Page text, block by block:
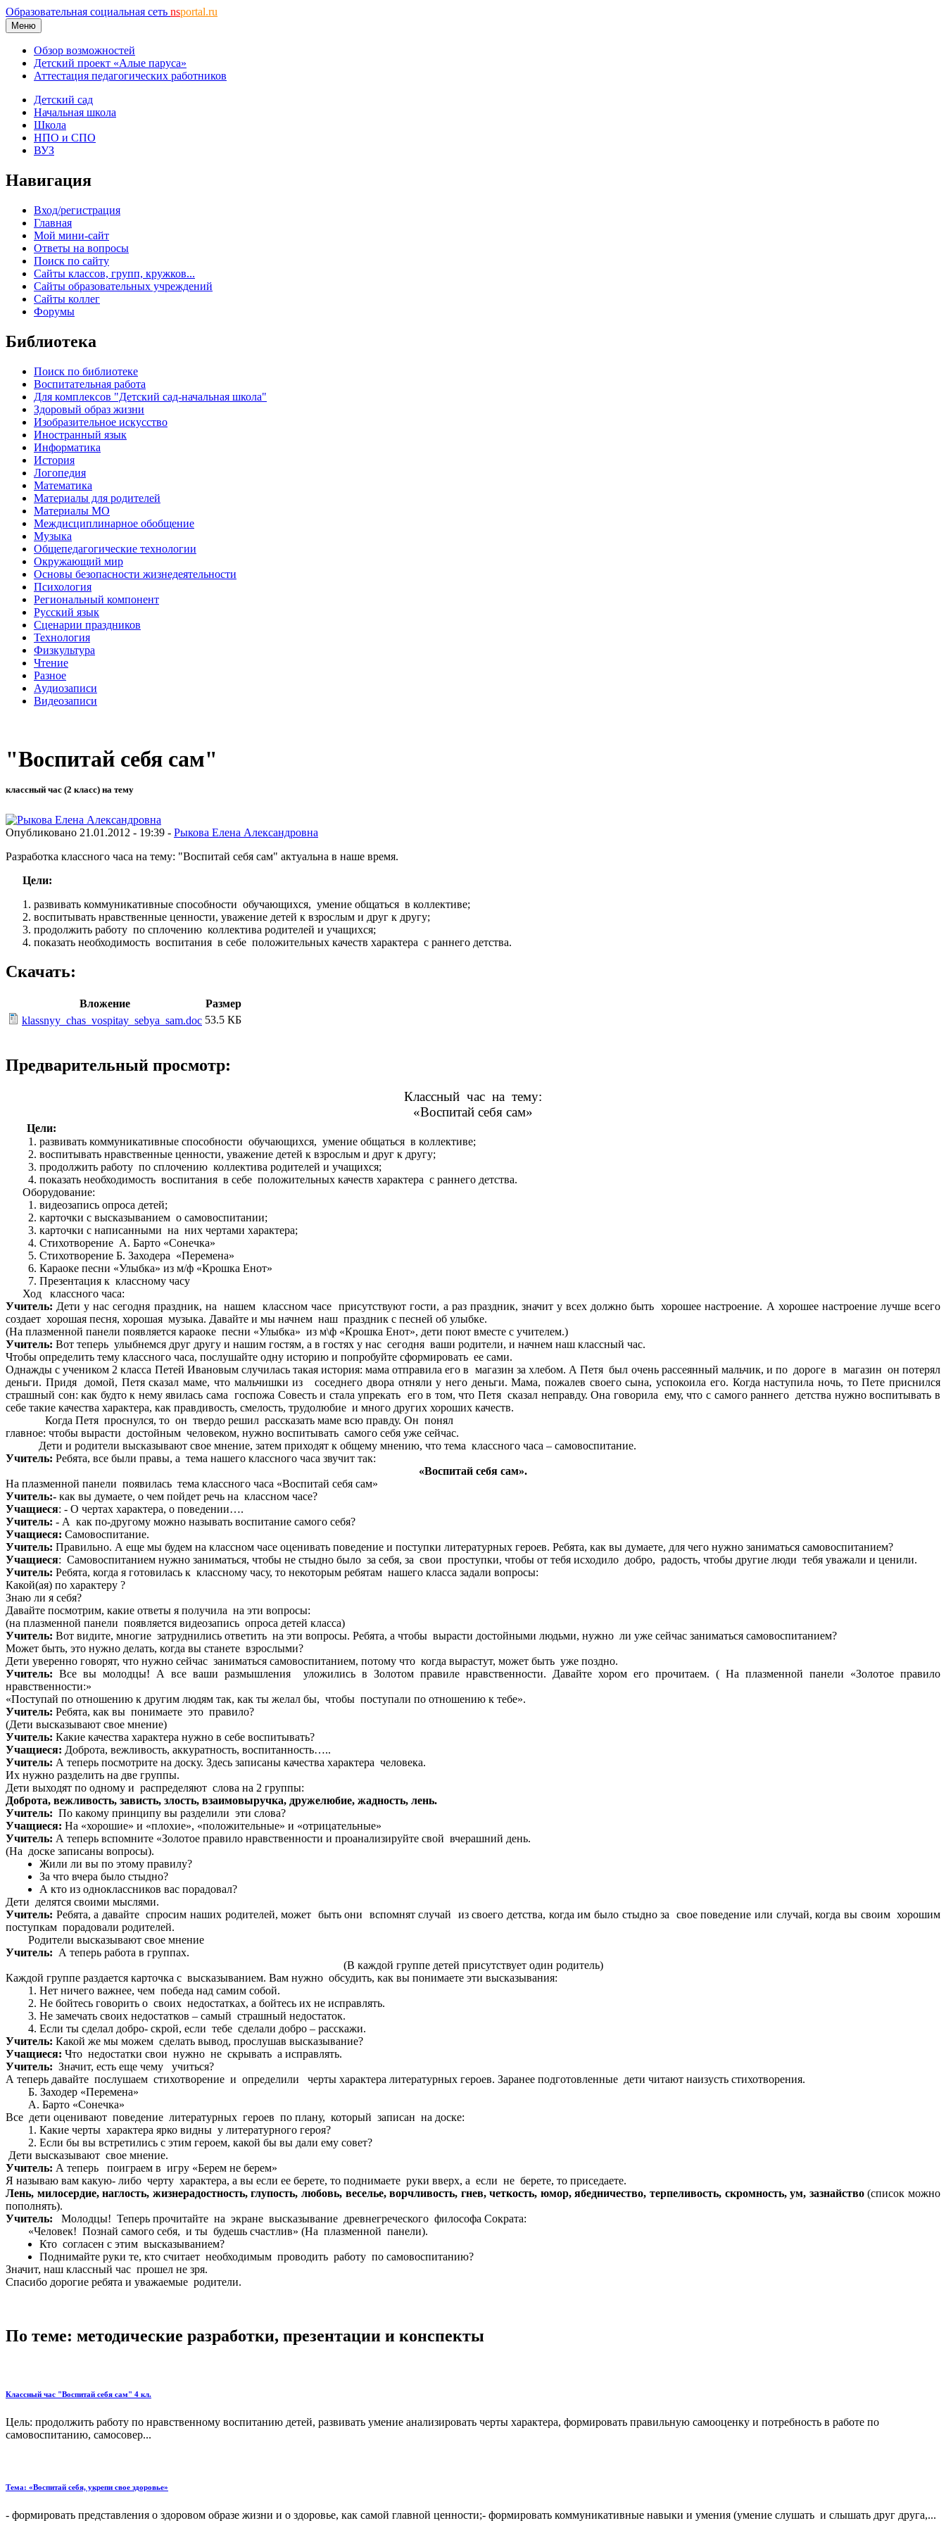
Образовательная социальная сеть nsportal.ru
Меню
Обзор возможностей
Детский проект «Алые паруса»
Аттестация педагогических работников
Детский сад
Начальная школа
Школа
НПО и СПО
ВУЗ
Навигация
Вход/регистрация
Главная
Мой мини-сайт
Ответы на вопросы
Поиск по сайту
Сайты классов, групп, кружков...
Сайты образовательных учреждений
Сайты коллег
Форумы
Библиотека
Поиск по библиотеке
Воспитательная работа
Для комплексов "Детский сад-начальная школа"
Здоровый образ жизни
Изобразительное искусство
Иностранный язык
Информатика
История
Логопедия
Математика
Материалы для родителей
Материалы МО
Междисциплинарное обобщение
Музыка
Общепедагогические технологии
Окружающий мир
Основы безопасности жизнедеятельности
Психология
Региональный компонент
Русский язык
Сценарии праздников
Технология
Физкультура
Чтение
Разное
Аудиозаписи
Видеозаписи
"Воспитай себя сам"
классный час (2 класс) на тему
Опубликовано 21.01.2012 - 19:39 - Рыкова Елена Александровна
Разработка классного часа на тему: "Воспитай себя сам" актуальна в наше время.
Цели:
развивать коммуникативные способности обучающихся, умение общаться в коллективе;
воспитывать нравственные ценности, уважение детей к взрослым и друг к другу;
продолжить работу по сплочению коллектива родителей и учащихся;
показать необходимость воспитания в себе положительных качеств характера с раннего детства.
Скачать:
Вложение
Размер
klassnyy_chas_vospitay_sebya_sam.doc 53.5 КБ
Предварительный просмотр:
Классный час на тему:
«Воспитай себя сам»
Цели:
развивать коммуникативные способности обучающихся, умение общаться в коллективе;
воспитывать нравственные ценности, уважение детей к взрослым и друг к другу;
продолжить работу по сплочению коллектива родителей и учащихся;
показать необходимость воспитания в себе положительных качеств характера с раннего детства.
Оборудование:
видеозапись опроса детей;
карточки с высказыванием о самовоспитании;
карточки с написанными на них чертами характера;
Стихотворение А. Барто «Сонечка»
Стихотворение Б. Заходера «Перемена»
Караоке песни «Улыбка» из м/ф «Крошка Енот»
Презентация к классному часу
Ход классного часа:
Учитель: Дети у нас сегодня праздник, на нашем классном часе присутствуют гости, а раз праздник, значит у всех должно быть хорошее настроение. А хорошее настроение лучше всего
создает хорошая песня, хорошая музыка. Давайте и мы начнем наш праздник с песней об улыбке.
(На плазменной панели появляется караоке песни «Улыбка» из м\ф «Крошка Енот», дети поют вместе с учителем.)
Учитель: Вот теперь улыбнемся друг другу и нашим гостям, а в гостях у нас сегодня ваши родители, и начнем наш классный час.
Чтобы определить тему классного часа, послушайте одну историю и попробуйте сформировать ее сами.
Однажды с учеником 2 класса Петей Ивановым случилась такая история: мама отправила его в магазин за хлебом. А Петя был очень рассеянный мальчик, и по дороге в магазин он потерял
деньги. Придя домой, Петя сказал маме, что мальчишки из соседнего двора отняли у него деньги. Мама, пожалев своего сына, успокоила его. Когда наступила ночь, то Пете приснился
страшный сон: как будто к нему явилась сама госпожа Совесть и стала упрекать его в том, что Петя сказал неправду. Она говорила ему, что с самого раннего детства нужно воспитывать в
себе такие качества характера, как правдивость, смелость, трудолюбие и много других хороших качеств.
Когда Петя проснулся, то он твердо решил рассказать маме всю правду. Он понял
главное: чтобы вырасти достойным человеком, нужно воспитывать самого себя уже сейчас.
Дети и родители высказывают свое мнение, затем приходят к общему мнению, что тема классного часа – самовоспитание.
Учитель: Ребята, все были правы, а тема нашего классного часа звучит так:
«Воспитай себя сам».
На плазменной панели появилась тема классного часа «Воспитай себя сам»
Учитель:- как вы думаете, о чем пойдет речь на классном часе?
Учащиеся: - О чертах характера, о поведении….
Учитель: - А как по-другому можно называть воспитание самого себя?
Учащиеся: Самовоспитание.
Учитель: Правильно. А еще мы будем на классном часе оценивать поведение и поступки литературных героев. Ребята, как вы думаете, для чего нужно заниматься самовоспитанием?
Учащиеся: Самовоспитанием нужно заниматься, чтобы не стыдно было за себя, за свои проступки, чтобы от тебя исходило добро, радость, чтобы другие люди тебя уважали и ценили.
Учитель: Ребята, когда я готовилась к классному часу, то некоторым ребятам нашего класса задали вопросы:
Какой(ая) по характеру ?
Знаю ли я себя?
Давайте посмотрим, какие ответы я получила на эти вопросы:
(на плазменной панели появляется видеозапись опроса детей класса)
Учитель: Вот видите, многие затруднились ответить на эти вопросы. Ребята, а чтобы вырасти достойными людьми, нужно ли уже сейчас заниматься самовоспитанием?
Может быть, это нужно делать, когда вы станете взрослыми?
Дети уверенно говорят, что нужно сейчас заниматься самовоспитанием, потому что когда вырастут, может быть уже поздно.
Учитель: Все вы молодцы! А все ваши размышления уложились в Золотом правиле нравственности. Давайте хором его прочитаем. ( На плазменной панели «Золотое правило
нравственности:»
«Поступай по отношению к другим людям так, как ты желал бы, чтобы поступали по отношению к тебе».
Учитель: Ребята, как вы понимаете это правило?
(Дети высказывают свое мнение)
Учитель: Какие качества характера нужно в себе воспитывать?
Учащиеся: Доброта, вежливость, аккуратность, воспитанность…..
Учитель: А теперь посмотрите на доску. Здесь записаны качества характера человека.
Их нужно разделить на две группы.
Дети выходят по одному и распределяют слова на 2 группы:
Доброта, вежливость, зависть, злость, взаимовыручка, дружелюбие, жадность, лень.
Учитель: По какому принципу вы разделили эти слова?
Учащиеся: На «хорошие» и «плохие», «положительные» и «отрицательные»
Учитель: А теперь вспомните «Золотое правило нравственности и проанализируйте свой вчерашний день.
(На доске записаны вопросы).
Жили ли вы по этому правилу?
За что вчера было стыдно?
А кто из одноклассников вас порадовал?
Дети делятся своими мыслями.
Учитель: Ребята, а давайте спросим наших родителей, может быть они вспомнят случай из своего детства, когда им было стыдно за свое поведение или случай, когда вы своим хорошим
поступкам порадовали родителей.
Родители высказывают свое мнение
Учитель: А теперь работа в группах.
(В каждой группе детей присутствует один родитель)
Каждой группе раздается карточка с высказыванием. Вам нужно обсудить, как вы понимаете эти высказывания:
Нет ничего важнее, чем победа над самим собой.
Не бойтесь говорить о своих недостатках, а бойтесь их не исправлять.
Не замечать своих недостатков – самый страшный недостаток.
Если ты сделал добро- скрой, если тебе сделали добро – расскажи.
Учитель: Какой же мы можем сделать вывод, прослушав высказывание?
Учащиеся: Что недостатки свои нужно не скрывать а исправлять.
Учитель: Значит, есть еще чему учиться?
А теперь давайте послушаем стихотворение и определили черты характера литературных героев. Заранее подготовленные дети читают наизусть стихотворения.
Б. Заходер «Перемена»
А. Барто «Сонечка»
Все дети оценивают поведение литературных героев по плану, который записан на доске:
Какие черты характера ярко видны у литературного героя?
Если бы вы встретились с этим героем, какой бы вы дали ему совет?
Дети высказывают свое мнение.
Учитель: А теперь поиграем в игру «Берем не берем»
Я называю вам какую- либо черту характера, а вы если ее берете, то поднимаете руки вверх, а если не берете, то приседаете.
Лень, милосердие, наглость, жизнерадостность, глупость, любовь, веселье, ворчливость, гнев, четкость, юмор, ябедничество, терпеливость, скромность, ум, зазнайство(список можно
пополнять).
Учитель: Молодцы! Теперь прочитайте на экране высказывание древнегреческого философа Сократа:
«Человек! Познай самого себя, и ты будешь счастлив» (На плазменной панели).
Кто согласен с этим высказыванием?
Поднимайте руки те, кто считает необходимым проводить работу по самовоспитанию?
Значит, наш классный час прошел не зря.
Спасибо дорогие ребята и уважаемые родители.
По теме: методические разработки, презентации и конспекты
Классный час "Воспитай себя сам" 4 кл.
Цель: продолжить работу по нравственному воспитанию детей, развивать умение анализировать черты характера, формировать правильную самооценку и потребность в работе по
самовоспитанию, самосовер...
Тема: «Воспитай себя, укрепи свое здоровье»
- формировать представления о здоровом образе жизни и о здоровье, как самой главной ценности;- формировать коммуникативные навыки и умения (умение слушать и слышать друг друга,...